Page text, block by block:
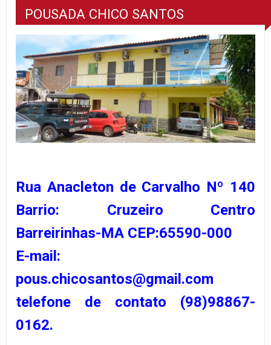
POUSADA CHICO SANTOS
Rua Anacleton de Carvalho Nº 140
Barrio: Cruzeiro Centro
Barreirinhas-MA CEP:65590-000
E-mail:
pous.chicosantos@gmail.com
telefone de contato (98)98867-
0162.